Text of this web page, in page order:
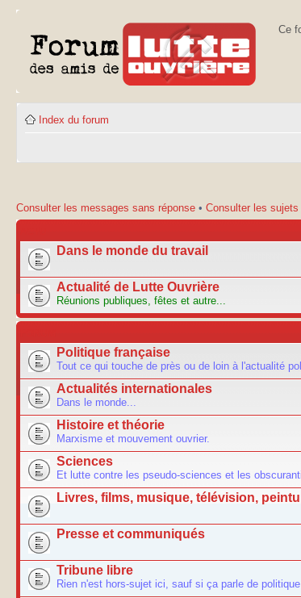
Ce
Index du forum
Consulter les messages sans réponse • Consulter les
Dans le monde du travail
Actualité de Lutte Ouvrière
Réunions publiques, fêtes et autre...
Politique française
Tout ce qui touche de près ou de loin à l'actualité
Actualités internationales
Dans le monde...
Histoire et théorie
Marxisme et mouvement ouvrier.
Sciences
Et lutte contre les pseudo-sciences et les
Livres, films, musique, télévision,
Presse et communiqués
Tribune libre
Rien n'est hors-sujet ici, sauf si ça parle de politique